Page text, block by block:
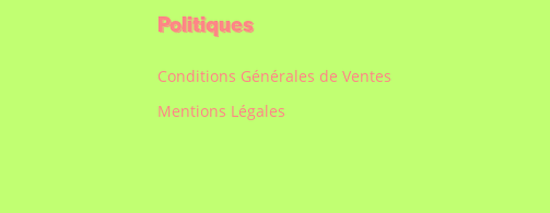
Politiques
Conditions Générales de Ventes
Mentions Légales